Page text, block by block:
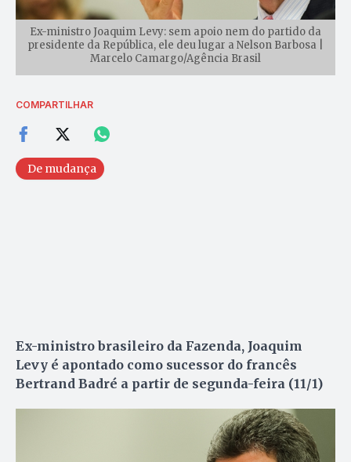
Ex-ministro Joaquim Levy: sem apoio nem do partido da
presidente da República, ele deu lugar a Nelson Barbosa |
Marcelo Camargo/Agência Brasil
COMPARTILHAR
De mudança
Ex-ministro brasileiro da Fazenda, Joaquim
Levy é apontado como sucessor do francês
Bertrand Badré a partir de segunda-feira (11/1)